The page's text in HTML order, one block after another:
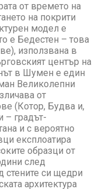
от времето на
на покрити
модел е
е Бедестен – това
използвана в
център на
в Шумен е един
Великолепни
от
(Котор, Будва и,
– градът-
и с вероятно
експлоатира
образци от
след
стените си щедри
архитектура